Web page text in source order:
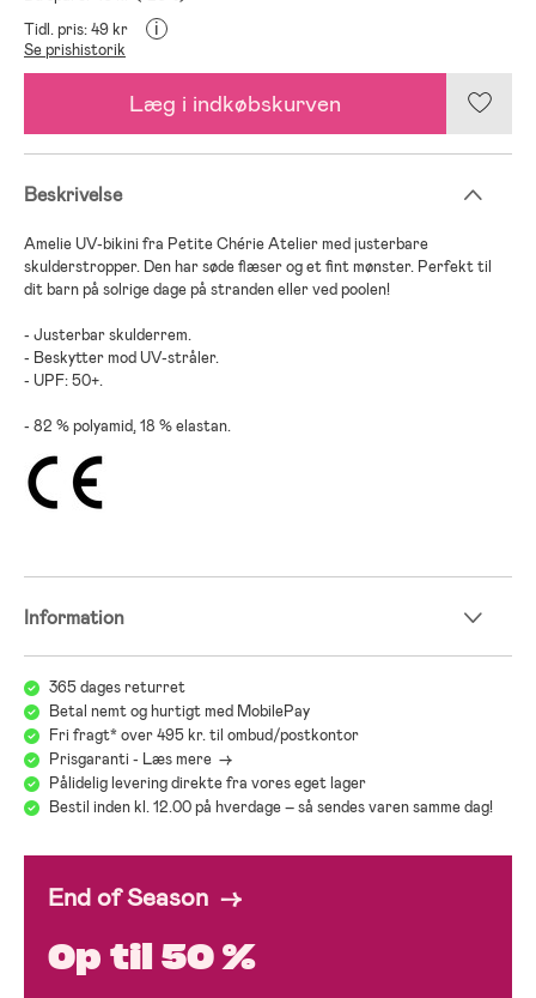
Tidl. pris: 49 kr
i
Se prishistorik
Læg i indkøbskurven
Beskrivelse
Amelie UV-bikini fra Petite Chérie Atelier med justerbare
skulderstropper. Den har søde flæser og et fint mønster. Perfekt til
dit barn på solrige dage på stranden eller ved poolen!
- Justerbar skulderrem.
- Beskytter mod UV-stråler.
- UPF: 50+.
- 82 % polyamid, 18 % elastan.
Information
365 dages returret
Betal nemt og hurtigt med MobilePay
Fri fragt* over 495 kr. til ombud/postkontor
Prisgaranti - Læs mere ->
Pålidelig levering direkte fra vores eget lager
Bestil inden kl. 12.00 på hverdage – så sendes varen samme dag!
End of Season →
Op til 50 %